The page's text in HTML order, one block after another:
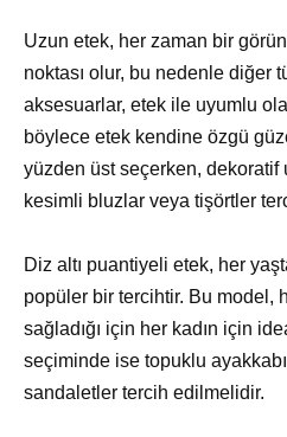
Uzun etek, her zaman bir
noktası olur, bu nedenle diğer
aksesuarlar, etek ile uyumlu
böylece etek kendine özgü
yüzden üst seçerken,
kesimli bluzlar veya tişörtler
Diz altı puantiyeli etek, her
popüler bir tercihtir. Bu model,
sağladığı için her kadın için
seçiminde ise topuklu
sandaletler tercih edilmelidir.